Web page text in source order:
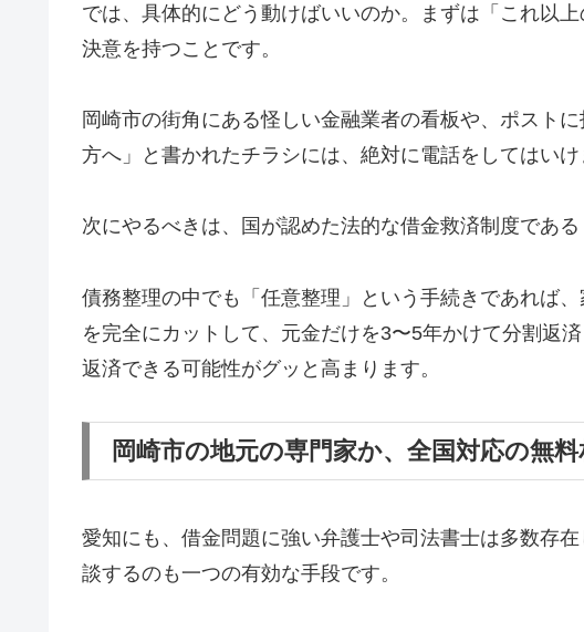
では、具体的にどう動けばいいのか。まずは「これ以
決意を持つことです。
岡崎市の街角にある怪しい金融業者の看板や、ポスト
方へ」と書かれたチラシには、絶対に電話をしてはいけ
次にやるべきは、国が認めた法的な借金救済制度である
債務整理の中でも「任意整理」という手続きであれば
を完全にカットして、元金だけを3〜5年かけて分割返
返済できる可能性がグッと高まります。
岡崎市の地元の専門家か、全国対応の無
愛知にも、借金問題に強い弁護士や司法書士は多数存
談するのも一つの有効な手段です。